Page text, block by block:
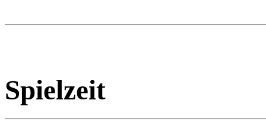
Spielzeit